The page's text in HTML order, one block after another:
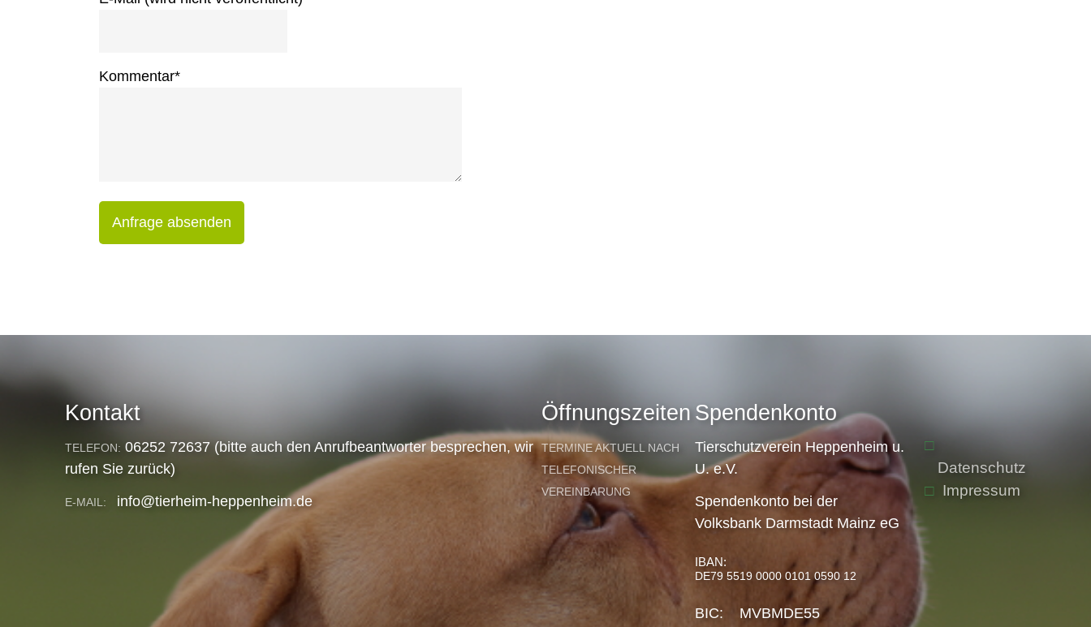
Kommentar*
Anfrage absenden
Kontakt
TELEFON: 06252 72637 (bitte auch den Anrufbeantworter besprechen, wir
rufen Sie zurück)
E-MAIL: info@tierheim-heppenheim.de
Öffnungszeiten
TERMINE AKTUELL NACH
TELEFONISCHER
VEREINBARUNG
Spendenkonto
Tierschutzverein Heppenheim u.
U. e.V.
Spendenkonto bei der
Volksbank Darmstadt Mainz eG
IBAN:
DE79 5519 0000 0101 0590 12
BIC: MVBMDE55
Datenschutz
Impressum